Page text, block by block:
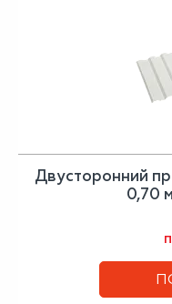
Двусторонний
0,70